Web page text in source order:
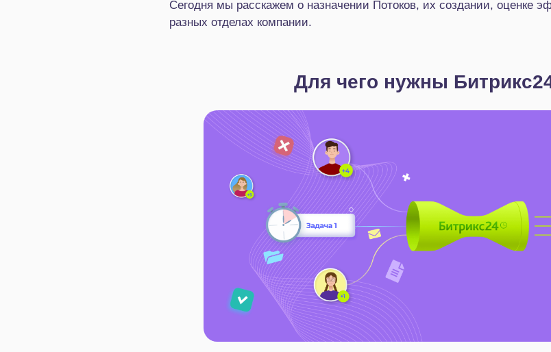
Сегодня мы расскажем о назначении Потоков, их создании, оценке
разных отделах компании.
Для чего нужны